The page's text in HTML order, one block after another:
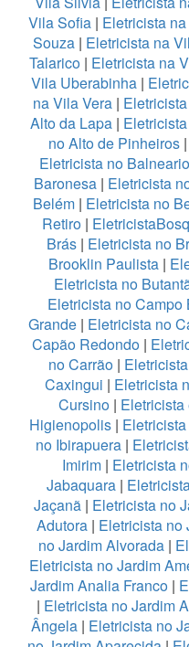
Vila Sofia| Eletricista
Souza| Eletricista na
Talarico| Eletricista na
Vila Uberabinha|
na Vila Vera |
Alto da Lapa |
no Alto de Pinheiros|
Eletricista no
Baronesa| Eletricista
Belém | Eletricista no
Retiro|
Brás | Eletricista no
Brooklin Paulista |
Eletricista no
Eletricista no Campo
Grande | Eletricista no
Capão Redondo|
no Carrão|
Caxingui | Eletricista
Cursino | Eletricista
Higienopolis|
no Ibirapuera|
Imirim| Eletricista
Jabaquara |
Jaçanã | Eletricista no
Adutora | Eletricista no
no Jardim Alvorada|
Eletricista no Jardim
Jardim Analia Franco|
| Eletricista no Jardim
Ângela| Eletricista no